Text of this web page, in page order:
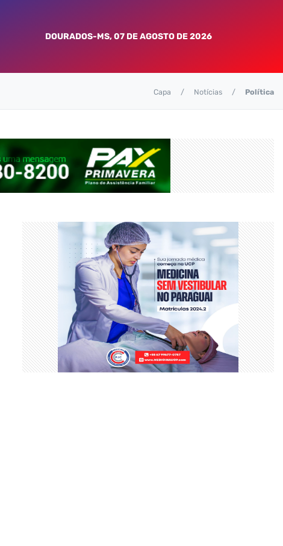
DOURADOS-MS, 07 DE AGOSTO DE 2026
Capa Notícias Política